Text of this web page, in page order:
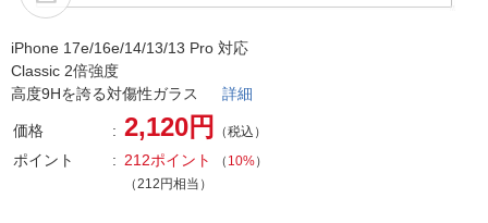
iPhone 17e/16e/14/13/13 Pro 対応
Classic 2倍強度
高度9Hを誇る対傷性ガラス 詳細
価格 2,120円 （税込）
ポイント 212ポイント （ 10%）
（212円相当）